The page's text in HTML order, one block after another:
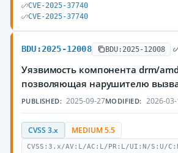
CVE-2025-37740
CVE-2025-37740
BDU:2025-12008 BDU:2025-12008
Уязвимость компонента drm/
позволяющая нарушителю
PUBLISHED: 2025-09-27MODIFIED: 2026-
CVSS 3.x MEDIUM 5.5
CVSS:3.x/AV:L/AC:L/PR:L/UI:N/S:U/